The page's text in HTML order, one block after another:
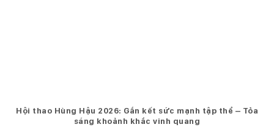
Hội thao Hùng Hậu 2026: Gắn kết sức mạnh tập thể – Tỏa
sáng khoảnh khắc vinh quang